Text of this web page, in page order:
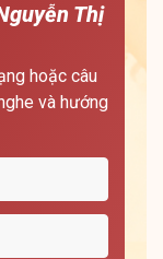
Thị
hoặc câu
và hướng